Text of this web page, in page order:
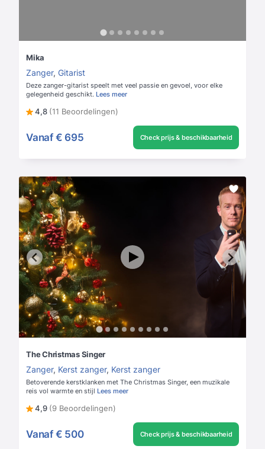
Mika
Zanger, Gitarist
Deze zanger-gitarist speelt met veel passie en gevoel, voor elke
gelegenheid geschikt. Lees meer
4,8 (11 Beoordelingen)
Vanaf € 695 Check prijs & beschikbaarheid
The Christmas Singer
Zanger, Kerst zanger, Kerst zanger
Betoverende kerstklanken met The Christmas Singer, een muzikale
reis vol warmte en stijl Lees meer
4,9 (9 Beoordelingen)
Vanaf € 500 Check prijs & beschikbaarheid